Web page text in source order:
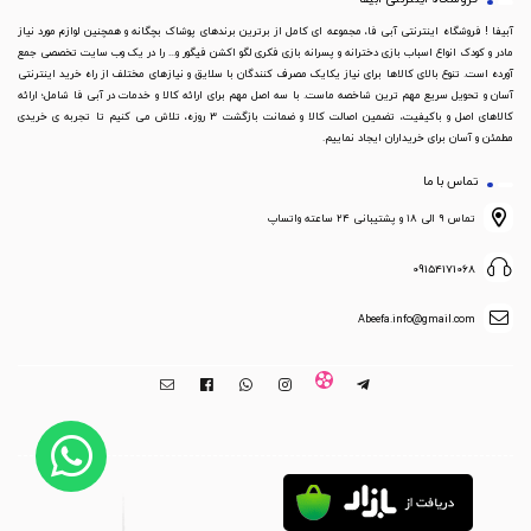
آبیفا ! فروشگاه اینترنتی آبی فا، مجموعه ای کامل از برترین برندهای پوشاک بچگانه و همچنین لوازم مورد نیاز
مادر و کودک انواع اسباب بازی دخترانه و پسرانه بازی فکری لگو اکشن فیگور و... را در یک وب سایت تخصصی جمع
آورده است. تنوع بالای کالاها برای نیاز یکایک مصرف کنندگان با سلایق و نیازهای مختلف از راه خرید اینترنتی
آسان و تحویل سریع مهم ترین شاخصه ماست. با سه اصل مهم برای ارائه کالا و خدمات در آبی فا شامل؛ ارائه
کالاهای اصل و باکیفیت، تضمین اصالت کالا و ضمانت بازگشت 3 روزه، تلاش می کنیم تا تجربه ی خریدی
مطمئن و آسان برای خریداران ایجاد نماییم.
تماس با ما
تماس ۹ الی ۱۸ و پشتیبانی ۲۴ ساعته واتساپ
09154171068
Abeefa.info@gmail.com